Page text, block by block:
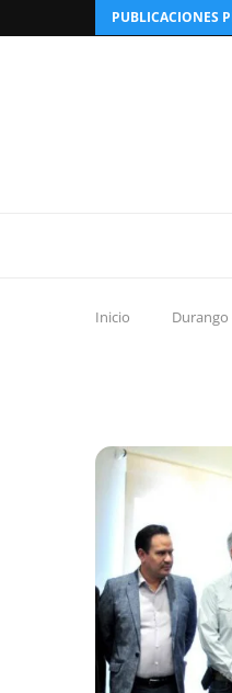
PUBLICACIONES
Inicio Durango